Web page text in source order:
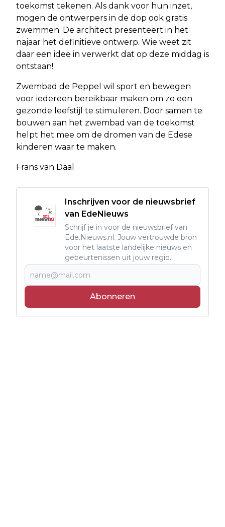
toekomst tekenen. Als dank voor hun inzet,
mogen de ontwerpers in de dop ook gratis
zwemmen. De architect presenteert in het
najaar het definitieve ontwerp. Wie weet zit
daar een idee in verwerkt dat op deze middag is
ontstaan!
Zwembad de Peppel wil sport en bewegen
voor iedereen bereikbaar maken om zo een
gezonde leefstijl te stimuleren. Door samen te
bouwen aan het zwembad van de toekomst
helpt het mee om de dromen van de Edese
kinderen waar te maken.
Frans van Daal
Inschrijven voor de nieuwsbrief
van EdeNieuws
Schrijf je in voor de nieuwsbrief van
Ede.Nieuws.nl. Jouw vertrouwde bron
voor het laatste landelijke nieuws en
gebeurtenissen uit jouw regio.
Abonneren